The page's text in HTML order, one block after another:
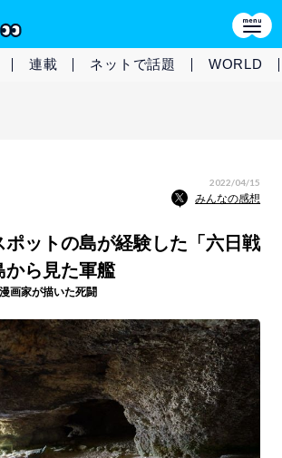
連載 ネットで話題 WORLD
2022/04/15
みんなの感想
ポットの島が経験した「六日戦
ら見た軍艦
画家が描いた死闘